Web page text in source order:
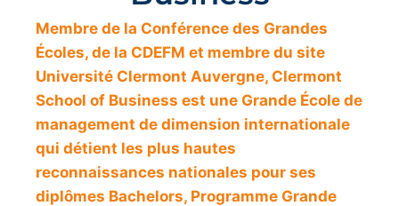
Membre de la Conférence des Grandes
Écoles, de la CDEFM et membre du site
Université Clermont Auvergne, Clermont
School of Business est une Grande École de
management de dimension internationale
qui détient les plus hautes
reconnaissances nationales pour ses
diplômes Bachelors, Programme Grande